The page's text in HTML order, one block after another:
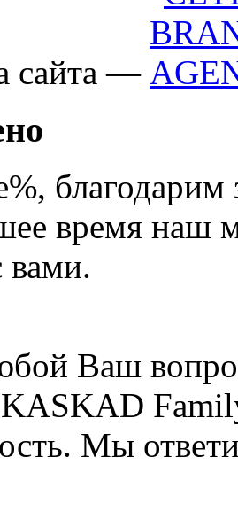
сайта —
, благодарим
время наш
вами.
Ваш
Мы